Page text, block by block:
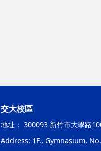
交大校區
地址： 300093 新竹市大學路
Address: 1F., Gymnasium,